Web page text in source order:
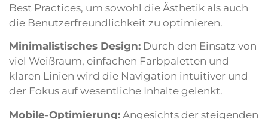
Best Practices, um sowohl die Ästhetik als auch
die Benutzerfreundlichkeit zu optimieren.
Minimalistisches Design: Durch den Einsatz von
viel Weißraum, einfachen Farbpaletten und
klaren Linien wird die Navigation intuitiver und
der Fokus auf wesentliche Inhalte gelenkt.
Mobile-Optimierung: Angesichts der steigenden